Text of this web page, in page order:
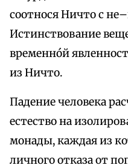
соотнося Ничто с
Истинствование
временнóй
из Ничто.
Падение человека
естество на
монады, каждая из
личного отказа от